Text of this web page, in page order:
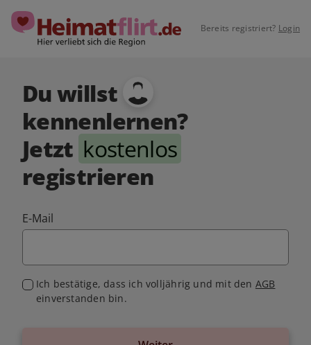
Bereits registriert? Login
Du willst
kennenlernen?
Jetzt kostenlos
registrieren
E-Mail
Ich bestätige, dass ich volljährig und mit den AGB
einverstanden bin.